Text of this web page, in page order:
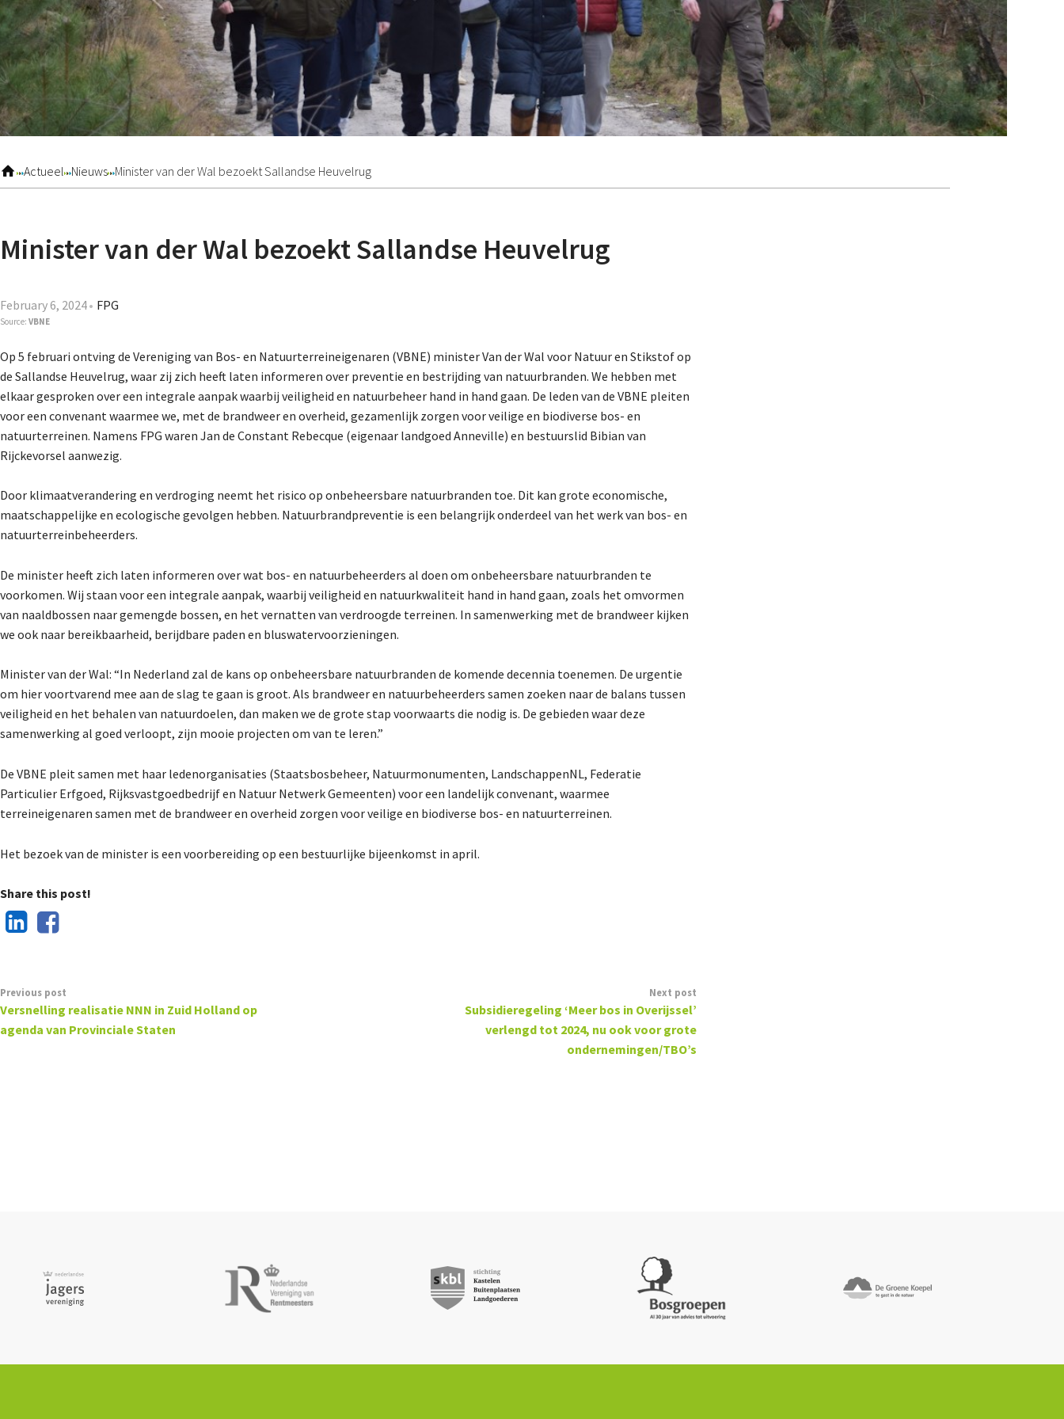
Actueel Nieuws Minister van der Wal bezoekt Sallandse Heuvelrug
Minister van der Wal bezoekt Sallandse Heuvelrug
February 6, 2024 FPG
Source: VBNE
Op 5 februari ontving de Vereniging van Bos- en Natuurterreineigenaren (VBNE) minister Van der Wal voor Natuur en Stikstof op
de Sallandse Heuvelrug, waar zij zich heeft laten informeren over preventie en bestrijding van natuurbranden. We hebben met
elkaar gesproken over een integrale aanpak waarbij veiligheid en natuurbeheer hand in hand gaan. De leden van de VBNE pleiten
voor een convenant waarmee we, met de brandweer en overheid, gezamenlijk zorgen voor veilige en biodiverse bos- en
natuurterreinen. Namens FPG waren Jan de Constant Rebecque (eigenaar landgoed Anneville) en bestuurslid Bibian van
Rijckevorsel aanwezig.
Door klimaatverandering en verdroging neemt het risico op onbeheersbare natuurbranden toe. Dit kan grote economische,
maatschappelijke en ecologische gevolgen hebben. Natuurbrandpreventie is een belangrijk onderdeel van het werk van bos- en
natuurterreinbeheerders.
De minister heeft zich laten informeren over wat bos- en natuurbeheerders al doen om onbeheersbare natuurbranden te
voorkomen. Wij staan voor een integrale aanpak, waarbij veiligheid en natuurkwaliteit hand in hand gaan, zoals het omvormen
van naaldbossen naar gemengde bossen, en het vernatten van verdroogde terreinen. In samenwerking met de brandweer kijken
we ook naar bereikbaarheid, berijdbare paden en bluswatervoorzieningen.
Minister van der Wal: “In Nederland zal de kans op onbeheersbare natuurbranden de komende decennia toenemen. De urgentie
om hier voortvarend mee aan de slag te gaan is groot. Als brandweer en natuurbeheerders samen zoeken naar de balans tussen
veiligheid en het behalen van natuurdoelen, dan maken we de grote stap voorwaarts die nodig is. De gebieden waar deze
samenwerking al goed verloopt, zijn mooie projecten om van te leren.”
De VBNE pleit samen met haar ledenorganisaties (Staatsbosbeheer, Natuurmonumenten, LandschappenNL, Federatie
Particulier Erfgoed, Rijksvastgoedbedrijf en Natuur Netwerk Gemeenten) voor een landelijk convenant, waarmee
terreineigenaren samen met de brandweer en overheid zorgen voor veilige en biodiverse bos- en natuurterreinen.
Het bezoek van de minister is een voorbereiding op een bestuurlijke bijeenkomst in april.
Share this post!
Previous post
Versnelling realisatie NNN in Zuid Holland op
agenda van Provinciale Staten
Next post
Subsidieregeling ‘Meer bos in Overijssel’
verlengd tot 2024, nu ook voor grote
ondernemingen/TBO’s
Agenda
Nieuwsbrief
About us